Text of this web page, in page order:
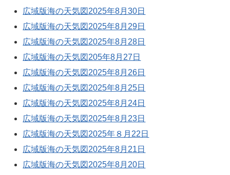
広域版海の天気図2025年8月30日
広域版海の天気図2025年8月29日
広域版海の天気図2025年8月28日
広域版海の天気図205年8月27日
広域版海の天気図2025年8月26日
広域版海の天気図2025年8月25日
広域版海の天気図2025年8月24日
広域版海の天気図2025年8月23日
広域版海の天気図2025年８月22日
広域版海の天気図2025年8月21日
広域版海の天気図2025年8月20日